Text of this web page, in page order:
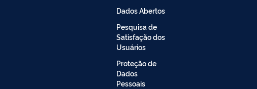
Dados Abertos
Pesquisa de
Satisfação dos
Usuários
Proteção de
Dados
Pessoais